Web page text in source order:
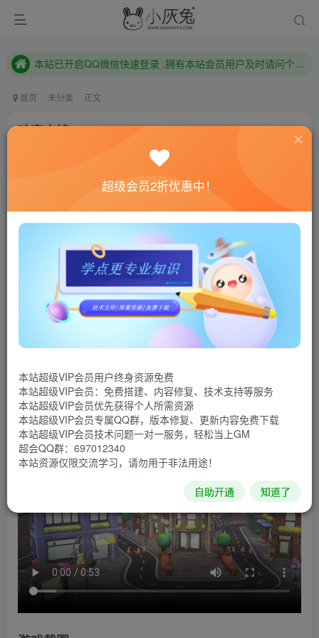
本站已开启QQ微信快速登录 ,拥有本站会员用户及时请问个人中心绑定！
本站已开启QQ微信快速登录 ,拥有本站会员用户及时请问个人中心绑定！
首页 未分类 正文
哈克小镇/Hokko Life
联网教程： 内附教程
单机教程： 内附教程
不懂的话联系客服！！！
本站的资源转载自国内外各大媒体和网络，仅供试玩体
验。如果您喜欢该游戏内容，请支持正版 →→→正版购买
游戏介绍
跳下火车，在 Hokko 村庄展开您的新生活吧！接手老旧
里里外外的设计！在毫不设限的情况下自由发挥创意，您会
打造出什么样的小镇呢？
游戏视频
超级会员2折优惠中！
本站超级VIP会员用户终身资源免费
本站超级VIP会员：免费搭建、内容修复、技术支持等服务
本站超级VIP会员优先获得个人所需资源
本站超级VIP会员专属QQ群，版本修复、更新内容免费下载
本站超级VIP会员技术问题一对一服务，轻松当上GM
超会QQ群：697012340
本站资源仅限交流学习，请勿用于非法用途！
自助开通 知道了